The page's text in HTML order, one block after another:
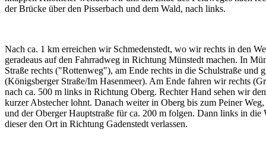
der Brücke über den Pisserbach und dem Wald, nach links.
Nach ca. 1 km erreichen wir Schmedenstedt, wo wir rechts in den
geradeaus auf den Fahrradweg in Richtung Münstedt machen. In
Straße rechts ("Rottenweg"), am Ende rechts in die Schulstraße und
(Königsberger Straße/Im Hasenmeer). Am Ende fahren wir rechts
nach ca. 500 m links in Richtung Oberg. Rechter Hand sehen wir
kurzer Abstecher lohnt. Danach weiter in Oberg bis zum Peiner
und der Oberger Hauptstraße für ca. 200 m folgen. Dann links in die
dieser den Ort in Richtung Gadenstedt verlassen.